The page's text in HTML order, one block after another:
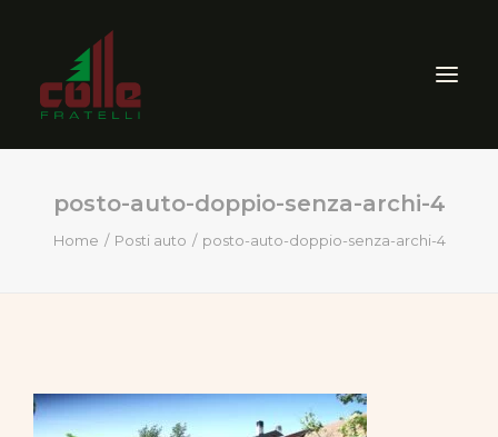
AZIENDA
LEGNO
posto-auto-doppio-senza-archi-4
Home Posti auto posto-auto-doppio-senza-archi-4